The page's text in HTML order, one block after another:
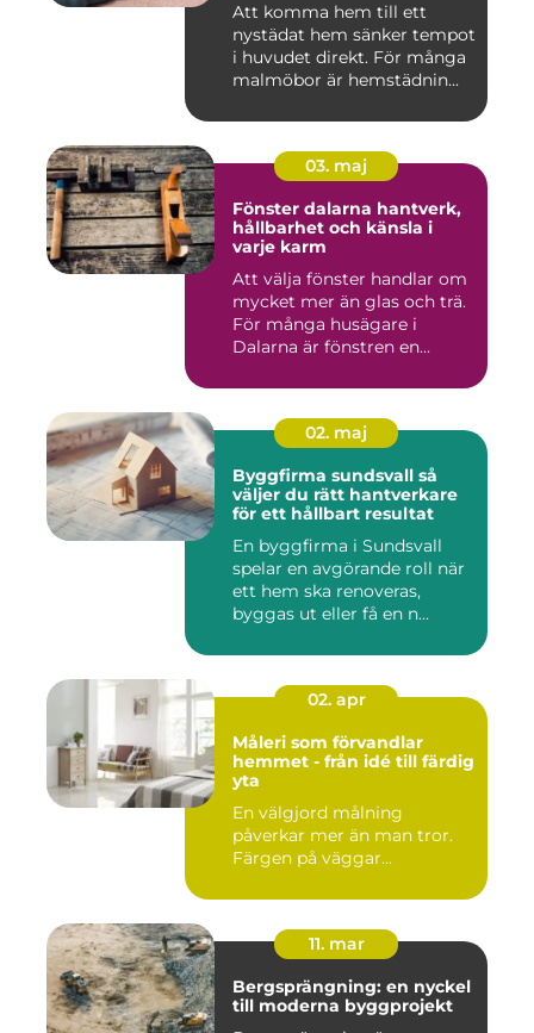
Att komma hem till ett
nystädat hem sänker tempot
i huvudet direkt. För många
malmöbor är hemstädnin...
03. maj
Fönster dalarna hantverk,
hållbarhet och känsla i
varje karm
Att välja fönster handlar om
mycket mer än glas och trä.
För många husägare i
Dalarna är fönstren en...
02. maj
Byggfirma sundsvall så
väljer du rätt hantverkare
för ett hållbart resultat
En byggfirma i Sundsvall
spelar en avgörande roll när
ett hem ska renoveras,
byggas ut eller få en n...
02. apr
Måleri som förvandlar
hemmet - från idé till färdig
yta
En välgjord målning
påverkar mer än man tror.
Färgen på väggar...
11. mar
Bergsprängning: en nyckel
till moderna byggprojekt